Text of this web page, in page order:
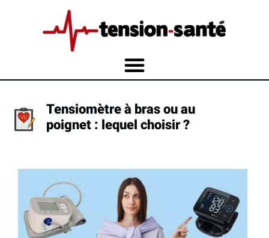
Tensiomètre à bras ou au
poignet : lequel choisir ?